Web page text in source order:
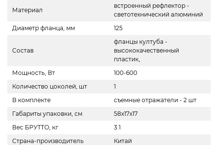
Материал
встроенный рефлектор -
светотехнический алюминий
Диаметр фланца, мм
125
Состав
фланцы култуба -
высококачественный
пластик,
Мощность, Вт
100-600
Количество цоколей, шт
1
В комплекте
съемные отражатели - 2 шт
Габариты упаковки, см
58x17x17
Вес БРУТТО, кг
3.1
Страна-производитель
Китай